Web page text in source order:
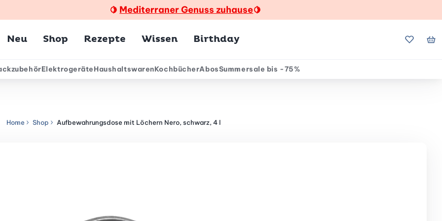
🍋 Mediterraner Genuss zuhause🍋
Neu Shop Rezepte Wissen Birthday Meine
ElektrogeräteHaushaltswarenKochbücherAbosSummersale bis -75%
Home Shop Aufbewahrungsdose mit Löchern Nero, schwarz, 4 l